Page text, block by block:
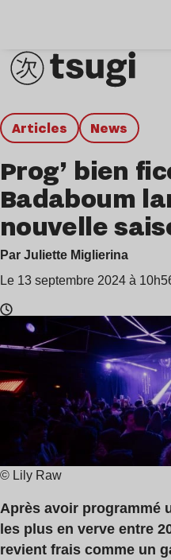
Articles news
Prog’ bien
Badaboum
nouvelle
Par Juliette Miglierina
Le 13 septembre 2024 à
Temps
de
:
© Lily Raw
Après avoir programmé
les plus en verve entre
revient frais comme un